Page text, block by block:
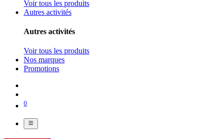
Voir tous les produits
Autres activités
Autres activités
Voir tous les produits
Nos marques
Promotions
0